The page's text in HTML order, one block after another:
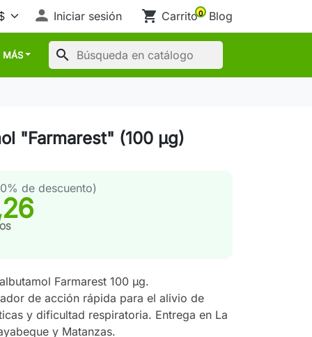
 Iniciar sesión shopping_cart Carrito0 Blog
MÁS search
"Farmarest" (100 µg)
de descuento)
Farmarest 100 µg.
de acción rápida para el alivio de
y dificultad respiratoria. Entrega en La
y Matanzas.